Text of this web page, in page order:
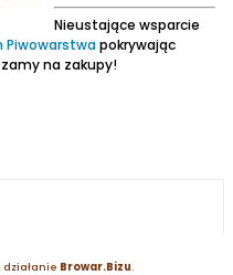
Nieustające wsparcie
Piwowarstwapokrywając
na zakupy!
Browar.Bizu.